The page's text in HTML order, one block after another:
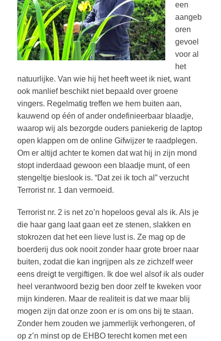
een
aangeb
oren
gevoel
voor al
het
natuurlijke. Van wie hij het heeft weet ik niet, want
ook manlief beschikt niet bepaald over groene
vingers. Regelmatig treffen we hem buiten aan,
kauwend op één of ander ondefinieerbaar blaadje,
waarop wij als bezorgde ouders paniekerig de laptop
open klappen om de online Gifwijzer te raadplegen.
Om er altijd achter te komen dat wat hij in zijn mond
stopt inderdaad gewoon een blaadje munt, of een
stengeltje bieslook is. “Dat zei ik toch al” verzucht
Terrorist nr. 1 dan vermoeid.
Terrorist nr. 2 is net zo’n hopeloos geval als ik. Als je
die haar gang laat gaan eet ze stenen, slakken en
stokrozen dat het een lieve lust is. Ze mag op de
boerderij dus ook nooit zonder haar grote broer naar
buiten, zodat die kan ingrijpen als ze zichzelf weer
eens dreigt te vergiftigen. Ik doe wel alsof ik als ouder
heel verantwoord bezig ben door zelf te kweken voor
mijn kinderen. Maar de realiteit is dat we maar blij
mogen zijn dat onze zoon er is om ons bij te staan.
Zonder hem zouden we jammerlijk verhongeren, of
op z’n minst op de EHBO terecht komen met een